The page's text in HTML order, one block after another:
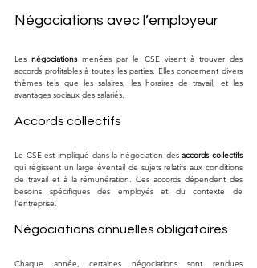
Négociations avec l’employeur
Les négociations menées par le CSE visent à trouver des
accords profitables à toutes les parties. Elles concernent divers
avantages sociaux des salariés.
Accords collectifs
Le CSE est impliqué dans la négociation des accords collectifs
qui régissent un large éventail de sujets relatifs aux conditions
de travail et à la rémunération. Ces accords dépendent des
besoins spécifiques des employés et du contexte de
l’entreprise.
Négociations annuelles obligatoires
Chaque année, certaines négociations sont rendues